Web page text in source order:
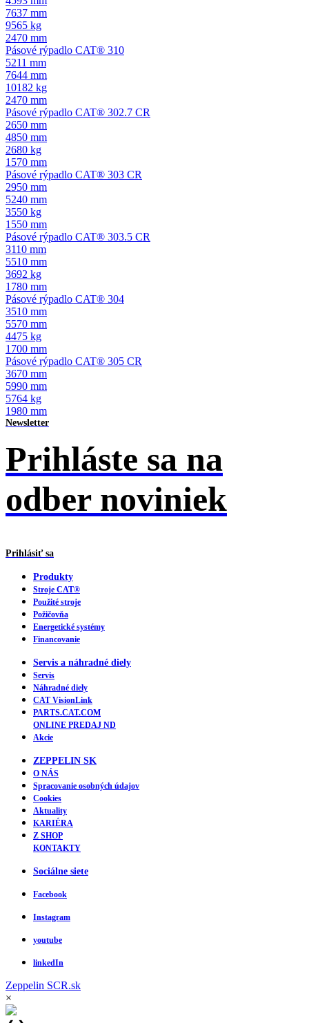
7637 mm
9565 kg
2470 mm
Pásové rýpadlo CAT® 310
5211 mm
7644 mm
10182 kg
2470 mm
Pásové rýpadlo CAT® 302.7 CR
2650 mm
4850 mm
2680 kg
1570 mm
Pásové rýpadlo CAT® 303 CR
2950 mm
5240 mm
3550 kg
1550 mm
Pásové rýpadlo CAT® 303.5 CR
3110 mm
5510 mm
3692 kg
1780 mm
Pásové rýpadlo CAT® 304
3510 mm
5570 mm
4475 kg
1700 mm
Pásové rýpadlo CAT® 305 CR
3670 mm
5990 mm
5764 kg
1980 mm
Newsletter
Prihláste sa na
odber noviniek
Prihlásiť sa
Produkty
Stroje CAT®
Použité stroje
Požičovňa
Energetické systémy
Financovanie
Servis a náhradné diely
Servis
Náhradné diely
CAT VisionLink
PARTS.CAT.COM
ONLINE PREDAJ ND
Akcie
ZEPPELIN SK
O NÁS
Spracovanie osobných údajov
Cookies
Aktuality
KARIÉRA
Z SHOP
KONTAKTY
Sociálne siete
Facebook
Instagram
youtube
linkedIn
Zeppelin SCR.sk
×